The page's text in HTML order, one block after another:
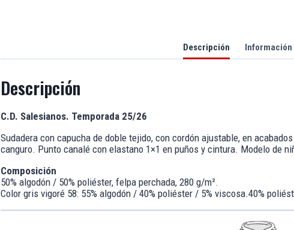
Descripción
Descripción
C.D. Salesianos. Temporada 25/26
Sudadera con capucha de doble tejido, con cordón ajustable, en
canguro. Punto canalé con elastano 1×1 en puños y cintura. Modelo de
Composición
50% algodón / 50% poliéster, felpa perchada, 280 g/m².
Color gris vigoré 58: 55% algodón / 40% poliéster / 5% viscosa.40%